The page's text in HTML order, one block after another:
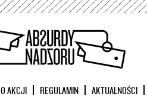
O AKCJI REGULAMIN AKTUALNOŚCI